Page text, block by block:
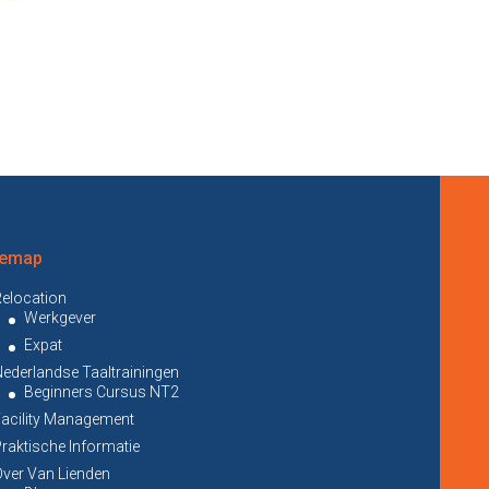
Werkgever
Expat
Taaltrainingen
Beginners Cursus NT2
Management
Informatie
Van Lienden